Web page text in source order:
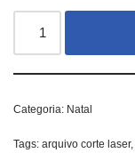
Categoria: Natal
Tags: arquivo corte laser,